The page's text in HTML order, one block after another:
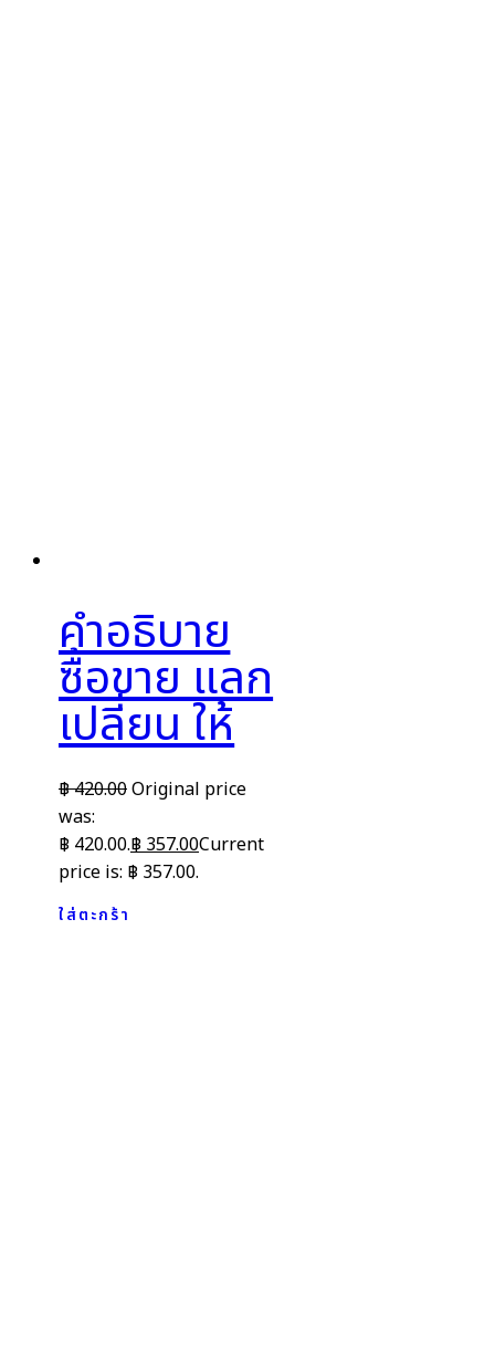
คำอธิบาย
ซื้อขาย แลก
เปลี่ยน ให้
฿420.00Original price
was:
฿ 420.00.฿ 357.00Current
price is: ฿ 357.00.
ใส่ตะกร้า